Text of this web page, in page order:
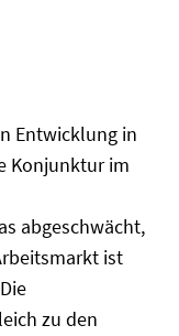
Entwicklung in
Konjunktur im
abgeschwächt,
ist
zu den